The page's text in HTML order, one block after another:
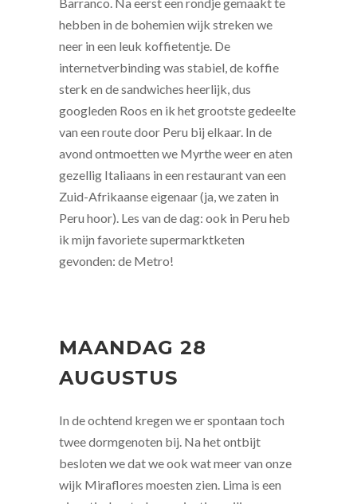
hebben in de bohemien wijk streken we
neer in een leuk koffietentje. De
internetverbinding was stabiel, de koffie
sterk en de sandwiches heerlijk, dus
googleden Roos en ik het grootste gedeelte
van een route door Peru bij elkaar. In de
avond ontmoetten we Myrthe weer en aten
gezellig Italiaans in een restaurant van een
Zuid-Afrikaanse eigenaar (ja, we zaten in
Peru hoor). Les van de dag: ook in Peru heb
ik mijn favoriete supermarktketen
gevonden: de Metro!
MAANDAG 28
AUGUSTUS
In de ochtend kregen we er spontaan toch
twee dormgenoten bij. Na het ontbijt
besloten we dat we ook wat meer van onze
wijk Miraflores moesten zien. Lima is een